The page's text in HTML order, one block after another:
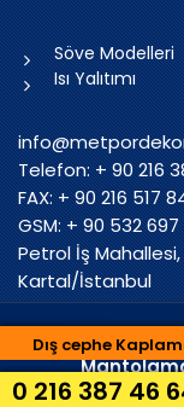
Söve Modelleri
Isı Yalıtımı
Telefon: + 90 216
FAX: + 90 216 517
GSM: + 90 532 697
Petrol İş
Kartal/İstanbul
2005 - 2025
Dış cephe
0 216 387 46